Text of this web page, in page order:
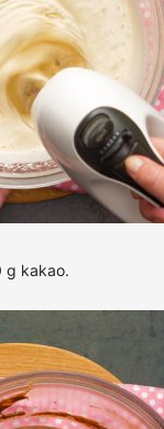
g kakao.